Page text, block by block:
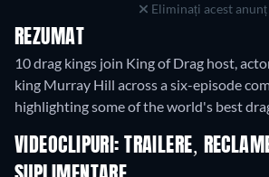
Eliminați acest anunț
REZUMAT
10 drag kings join King of Drag host,
king Murray Hill across a six-episode
highlighting some of the world's best
VIDEOCLIPURI: TRAILERE,